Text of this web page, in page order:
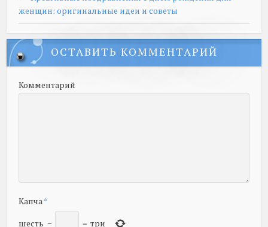
женщин: оригинальные идеи и советы
ОСТАВИТЬ КОММЕНТАРИЙ
Комментарий
Капча*
шесть − = три